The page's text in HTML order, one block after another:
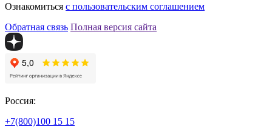
Ознакомиться с пользовательским соглашением
Обратная связь Полная версия сайта
Россия:
+7(800)100 15 15